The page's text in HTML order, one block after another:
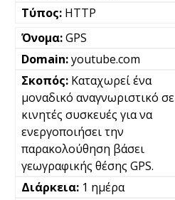
HTTP
GPS
youtube.com
Καταχωρεί ένα
μοναδικό αναγνωριστικό σε
κινητές συσκευές για να
ενεργοποιήσει την
παρακολούθηση βάσει
γεωγραφικής θέσης GPS.
1 ημέρα